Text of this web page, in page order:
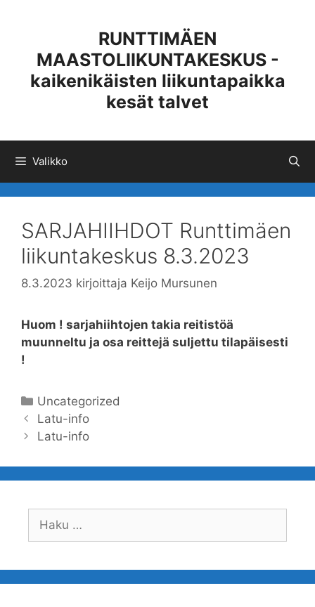
RUNTTIMÄEN
MAASTOLIIKUNTAKESKUS -
kaikenikäisten liikuntapaikka
kesät talvet
Valikko
SARJAHIIHDOT Runttimäen
liikuntakeskus 8.3.2023
8.3.2023 kirjoittaja Keijo Mursunen
Huom ! sarjahiihtojen takia reitistöä
muunneltu ja osa reittejä suljettu tilapäisesti
!
Kategoriat
Uncategorized
Artikkelien
selaus
Latu-info
Latu-info